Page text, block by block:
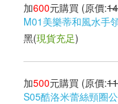
加600元購買 (原價:
M01美樂蒂和風水手
黑(現貨充足)
加500元購買 (原價:
S05酷洛米蕾絲頸圈